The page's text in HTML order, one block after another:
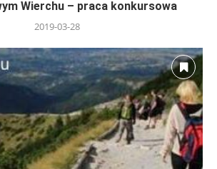
Wierchu – praca konkursowa
2019-03-28